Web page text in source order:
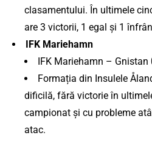
clasamentului. În ultimele
are 3 victorii, 1 egal și 1
IFK Mariehamn
IFK Mariehamn – Gnistan
Formația din Insulele
dificilă, fără victorie în
campionat și cu probleme
atac.